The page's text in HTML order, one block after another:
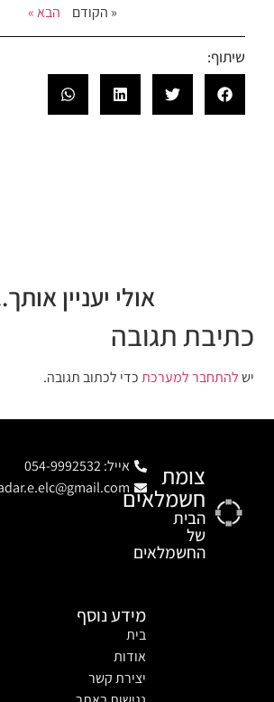
« הקודם הבא »
שיתוף:
אולי יעניין
כתיבת תגובה
ישלהתחבר למערכתכדי לכתוב תגובה.
צומת
חשמלאים
הבית
של
החשמלאים
אייל: 054-9992532
מידע נוסף
בית
אודות
יצירת קשר